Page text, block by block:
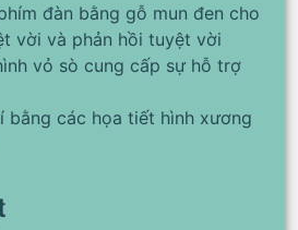
đàn bằng gỗ mun đen cho
vời và phản hồi tuyệt vời
vỏ sò cung cấp sự hỗ trợ
các họa tiết hình xương